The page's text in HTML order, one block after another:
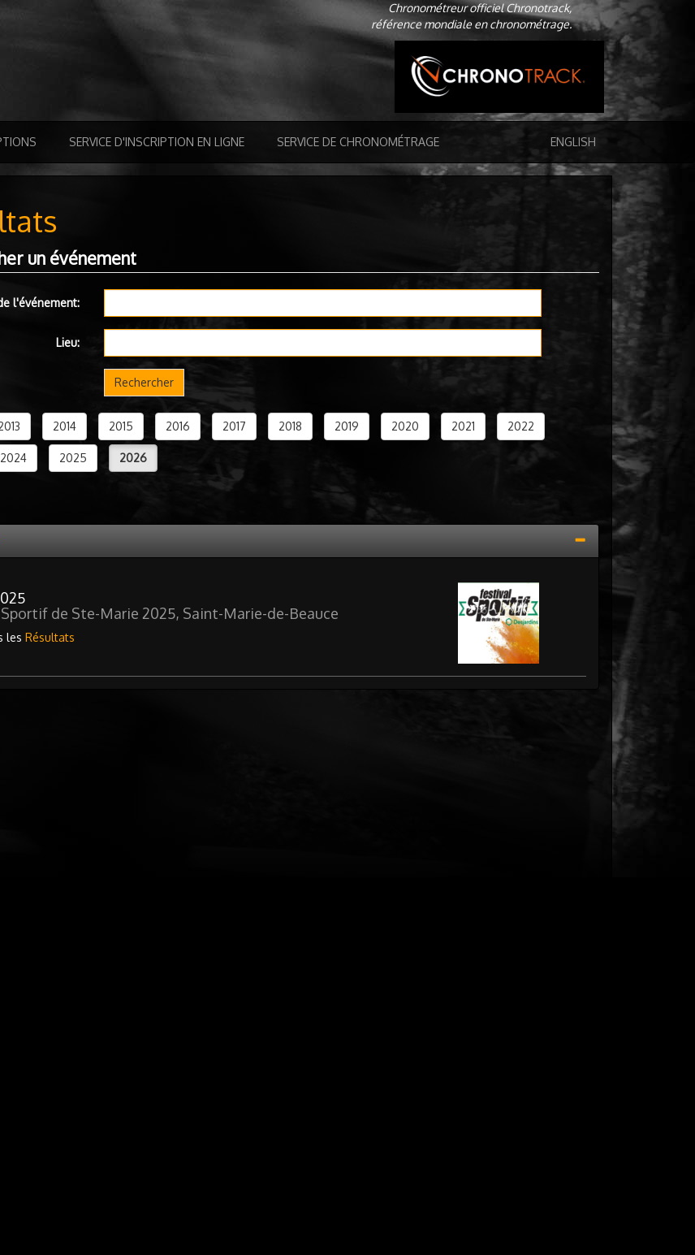
Chronométreur officiel Chronotrack,
référence mondiale en chronométrage.
SERVICE D'INSCRIPTION EN LIGNE SERVICE DE CHRONOMÉTRAGE ENGLISH
un événement
l'événement:
Lieu:
Rechercher
2014 2015 2016 2017 2018 2019 2020 2021 2022
2024 2025 2026
de Ste-Marie 2025, Saint-Marie-de-Beauce
les Résultats